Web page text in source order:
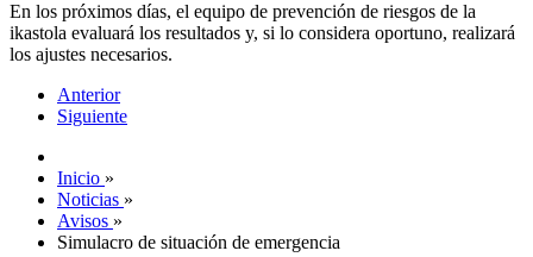
En los próximos días, el equipo de prevención de riesgos de la
ikastola evaluará los resultados y, si lo considera oportuno, realizará
los ajustes necesarios.
Anterior
Siguiente
Inicio »
Noticias »
Avisos »
Simulacro de situación de emergencia